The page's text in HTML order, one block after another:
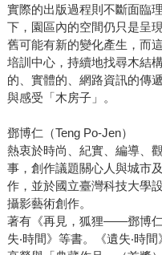
實際的出版過程則不斷面臨
下，園區內的空間仍只是呈
舊可能有新的變化產生，而
培訓中心，持續地找尋木結
的、實體的、網路資訊的傳
與感受「木房子」。
鄧博仁（Teng Po-Jen）
熱衷於時尚、紀實、編導、
事，創作議題關心人與城市
作，並於國立臺灣科技大學
攝影藝術創作。
著有《再見，狐狸——鄧博仁
失‧時間》等書。《遺失‧時